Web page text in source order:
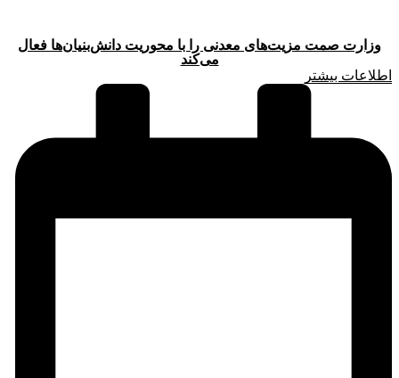
وزارت صمت مزیت‌های معدنی را با محوریت دانش‌بنیان‌ها فعال
می‌کند
اطلاعات بیشتر